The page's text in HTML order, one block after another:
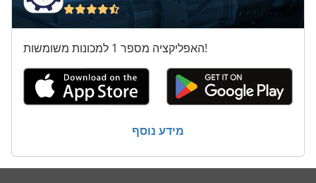
האפליקציה מספר 1 למכונות משומשות!
מידע נוסף